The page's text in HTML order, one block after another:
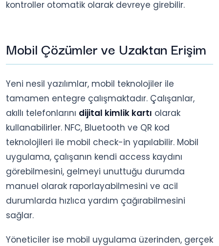
kontroller otomatik olarak devreye girebilir.
Mobil Çözümler ve Uzaktan Erişim
Yeni nesil yazılımlar, mobil teknolojiler ile
tamamen entegre çalışmaktadır. Çalışanlar,
akıllı telefonlarını dijital kimlik kartı olarak
kullanabilirler. NFC, Bluetooth ve QR kod
teknolojileri ile mobil check-in yapılabilir. Mobil
uygulama, çalışanın kendi access kaydını
görebilmesini, gelmeyi unuttuğu durumda
manuel olarak raporlayabilmesini ve acil
durumlarda hızlıca yardım çağırabilmesini
sağlar.
Yöneticiler ise mobil uygulama üzerinden, gerçek